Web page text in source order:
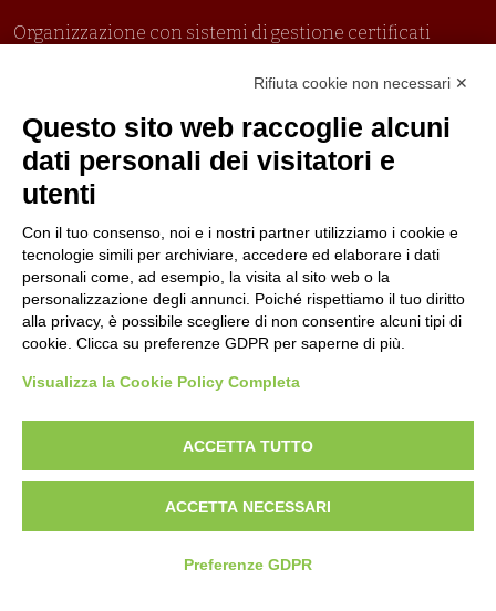
Organizzazione con sistemi di gestione certificati
Politica antibullismo
Piè di pagina
Contatti
Lavora con noi
Amministrazione
Seguici su
Rifiuta cookie non necessari ✕
Questo sito web raccoglie alcuni
dati personali dei visitatori e
utenti
Con il tuo consenso, noi e i nostri partner utilizziamo i cookie e
tecnologie simili per archiviare, accedere ed elaborare i dati
personali come, ad esempio, la visita al sito web o la
personalizzazione degli annunci. Poiché rispettiamo il tuo diritto
alla privacy, è possibile scegliere di non consentire alcuni tipi di
cookie. Clicca su preferenze GDPR per saperne di più.
Visualizza la Cookie Policy Completa
ACCETTA TUTTO
ACCETTA NECESSARI
Preferenze GDPR